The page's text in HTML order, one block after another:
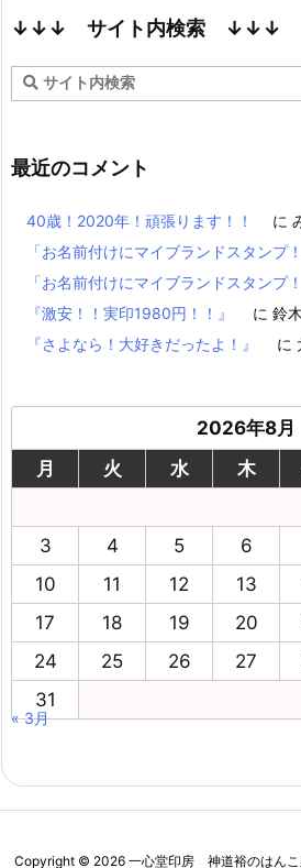
↓↓↓ サイト内検索 ↓↓↓
最近のコメント
40歳！2020年！頑張ります！！ に
「お名前付けにマイブランドスタンプ！
「お名前付けにマイブランドスタンプ！
『激安！！実印1980円！！』
に 鈴
『さよなら！大好きだったよ！』
に
2026年8月
月
火 水 木
3
4 5 6
10
11 12 13
17
18 19 20
24
25 26 27
31
« 3月
Copyright © 2026 一心堂印房 神道裕のはん